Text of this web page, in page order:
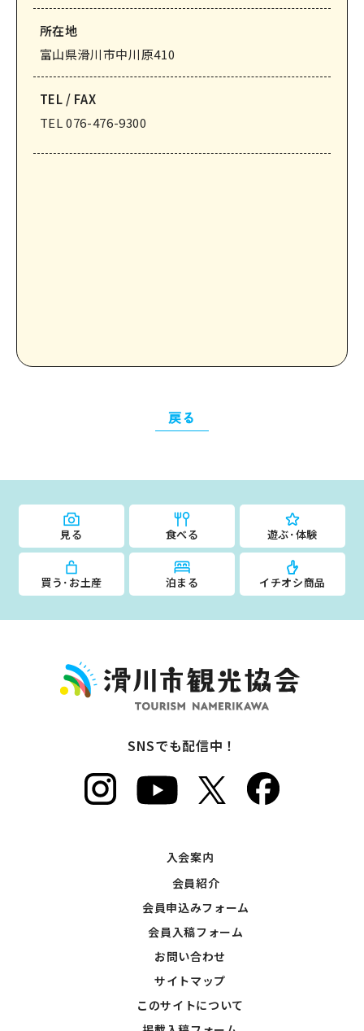
会員紹介
滑川市観光協会について
所在地
富山県滑川市中川原410
TEL / FAX
TEL 076-476-9300
戻る
見る 食べる 遊ぶ･体験
買う･お土産 泊まる イチオシ商品
SNSでも配信中！
入会案内
会員紹介
会員申込みフォーム
会員入稿フォーム
お問い合わせ
サイトマップ
このサイトについて